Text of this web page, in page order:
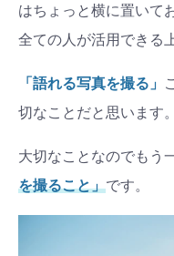
はちょっと横に置いて
全ての人が活用できる
「語れる写真を撮る」
切なことだと思います。
大切なことなのでもう
を撮ること」です。